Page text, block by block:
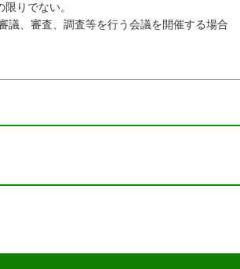
りでない。
議、審査、調査等を行う会議を開催する場合